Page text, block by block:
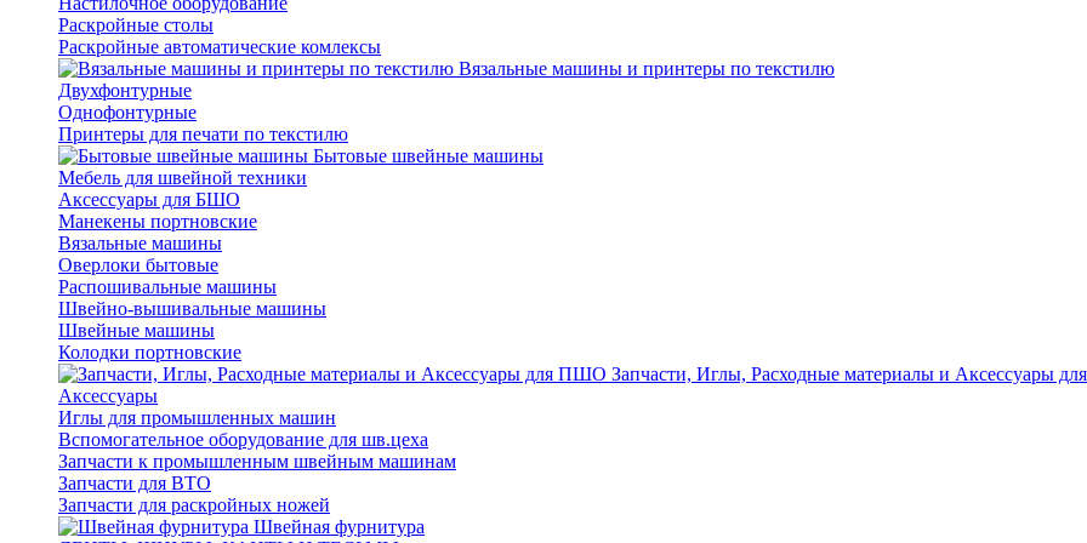
Раскройные столы
Раскройные автоматические комлексы
Вязальные машины и принтеры по текстилю
Двухфонтурные
Однофонтурные
Принтеры для печати по текстилю
Бытовые швейные машины
Мебель для швейной техники
Аксессуары для БШО
Манекены портновские
Вязальные машины
Оверлоки бытовые
Распошивальные машины
Швейно-вышивальные машины
Швейные машины
Колодки портновские
Запчасти, Иглы, Расходные материалы и Аксессуары
Аксессуары
Иглы для промышленных машин
Вспомогательное оборудование для шв.цеха
Запчасти к промышленным швейным машинам
Запчасти для ВТО
Запчасти для раскройных ножей
Швейная фурнитура